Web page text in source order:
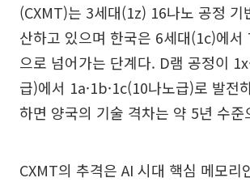
(CXMT)는 3세대(1z) 16나노 공정 기
산하고 있으며 한국은 6세대(1c)에서
으로 넘어가는 단계다. D램 공정이
급)에서 1a·1b·1c(10나노급)로 발전
하면 양국의 기술 격차는 약 5년 수준
CXMT의 추격은 AI 시대 핵심 메모리